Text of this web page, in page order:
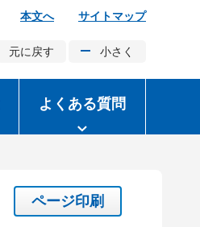
本文へ サイトマップ
元に戻す 小さく
よくある質問
ページ印刷